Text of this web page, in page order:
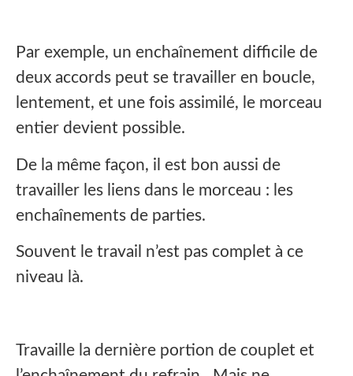
Par exemple, un enchaînement difficile de
deux accords peut se travailler en boucle,
lentement, et une fois assimilé, le morceau
entier devient possible.
De la même façon, il est bon aussi de
travailler les liens dans le morceau : les
enchaînements de parties.
Souvent le travail n’est pas complet à ce
niveau là.
Travaille la dernière portion de couplet et